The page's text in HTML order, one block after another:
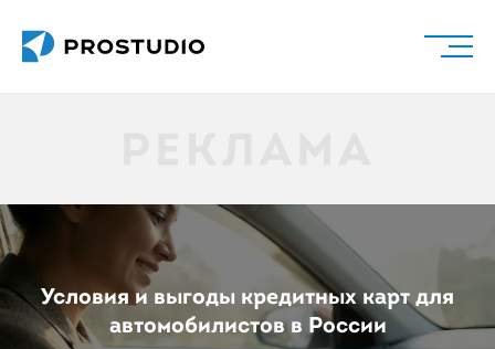
Условия и выгоды кредитных карт для
автомобилистов в России